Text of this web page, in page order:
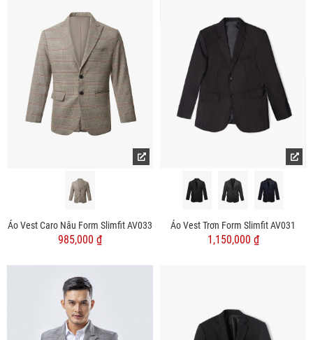
Áo Vest Caro Nâu Form Slimfit AV033
985,000 ₫
Áo Vest Trơn Form Slimfit AV031
1,150,000 ₫